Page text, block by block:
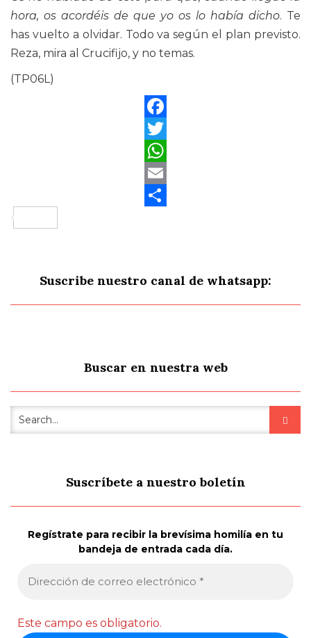
hora, os acordéis de que yo os lo había dicho. Te
has vuelto a olvidar. Todo va según el plan previsto.
Reza, mira al Crucifijo, y no temas.
(TP06L)
Facebook
Twitter
WhatsApp
Email
Suscribe nuestro canal de whatsapp:
Buscar en nuestra web
Suscríbete a nuestro boletín
Regístrate para recibir la brevísima homilía en tu
bandeja de entrada cada día.
Este campo es obligatorio.